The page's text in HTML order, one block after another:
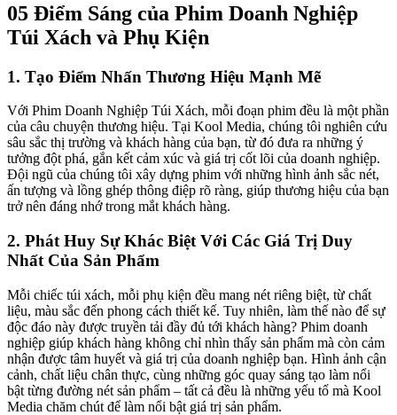
05 Điểm Sáng của Phim Doanh Nghiệp
Túi Xách và Phụ Kiện
1. Tạo Điểm Nhấn Thương Hiệu Mạnh Mẽ
Với Phim Doanh Nghiệp Túi Xách, mỗi đoạn phim đều là một phần
của câu chuyện thương hiệu. Tại Kool Media, chúng tôi nghiên cứu
sâu sắc thị trường và khách hàng của bạn, từ đó đưa ra những ý
tưởng đột phá, gắn kết cảm xúc và giá trị cốt lõi của doanh nghiệp.
Đội ngũ của chúng tôi xây dựng phim với những hình ảnh sắc nét,
ấn tượng và lồng ghép thông điệp rõ ràng, giúp thương hiệu của bạn
trở nên đáng nhớ trong mắt khách hàng.
2. Phát Huy Sự Khác Biệt Với Các Giá Trị Duy
Nhất Của Sản Phẩm
Mỗi chiếc túi xách, mỗi phụ kiện đều mang nét riêng biệt, từ chất
liệu, màu sắc đến phong cách thiết kế. Tuy nhiên, làm thế nào để sự
độc đáo này được truyền tải đầy đủ tới khách hàng? Phim doanh
nghiệp giúp khách hàng không chỉ nhìn thấy sản phẩm mà còn cảm
nhận được tâm huyết và giá trị của doanh nghiệp bạn. Hình ảnh cận
cảnh, chất liệu chân thực, cùng những góc quay sáng tạo làm nổi
bật từng đường nét sản phẩm – tất cả đều là những yếu tố mà Kool
Media chăm chút để làm nổi bật giá trị sản phẩm.